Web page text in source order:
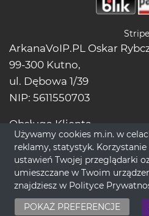
Stripe
ArkanaVoIP.PL Oskar
99-300 Kutno,
ul. Dębowa 1/39
NIP: 5611550703
Obsługa Klienta
tel.:+48228966666
bok[@]wrozbytarot.online
ponadczasową
Używamy cookies m.in. w
reklamy, statystyk.
ustawień Twojej przeglądarki
umieszczane w Twoim
znajdziesz w Polityce
POKAŻ PREFERENCJE